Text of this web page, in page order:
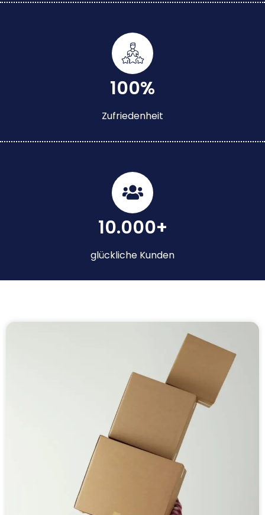
100%
Zufriedenheit
10.000+
glückliche Kunden